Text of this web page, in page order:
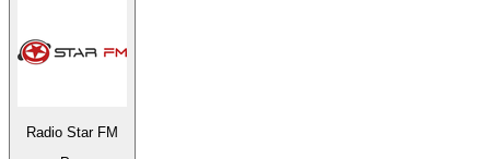
Radio Star FM